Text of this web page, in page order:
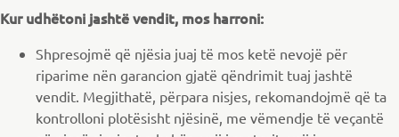
Kur udhëtoni jashtë vendit, mos harroni:
Shpresojmë që njësia juaj të mos ketë nevojë për
riparime nën garancion gjatë qëndrimit tuaj jashtë
vendit. Megjithatë, përpara nisjes, rekomandojmë që ta
kontrolloni plotësisht njësinë, me vëmendje të veçantë